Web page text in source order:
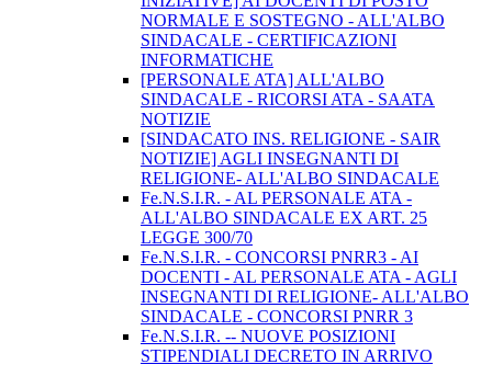
NORMALE E SOSTEGNO - ALL'ALBO
SINDACALE - CERTIFICAZIONI
INFORMATICHE
[PERSONALE ATA] ALL'ALBO
SINDACALE - RICORSI ATA - SAATA
NOTIZIE
[SINDACATO INS. RELIGIONE - SAIR
NOTIZIE] AGLI INSEGNANTI DI
RELIGIONE- ALL'ALBO SINDACALE
Fe.N.S.I.R. - AL PERSONALE ATA -
ALL'ALBO SINDACALE EX ART. 25
LEGGE 300/70
Fe.N.S.I.R. - CONCORSI PNRR3 - AI
DOCENTI - AL PERSONALE ATA - AGLI
INSEGNANTI DI RELIGIONE- ALL'ALBO
SINDACALE - CONCORSI PNRR 3
Fe.N.S.I.R. -- NUOVE POSIZIONI
STIPENDIALI DECRETO IN ARRIVO